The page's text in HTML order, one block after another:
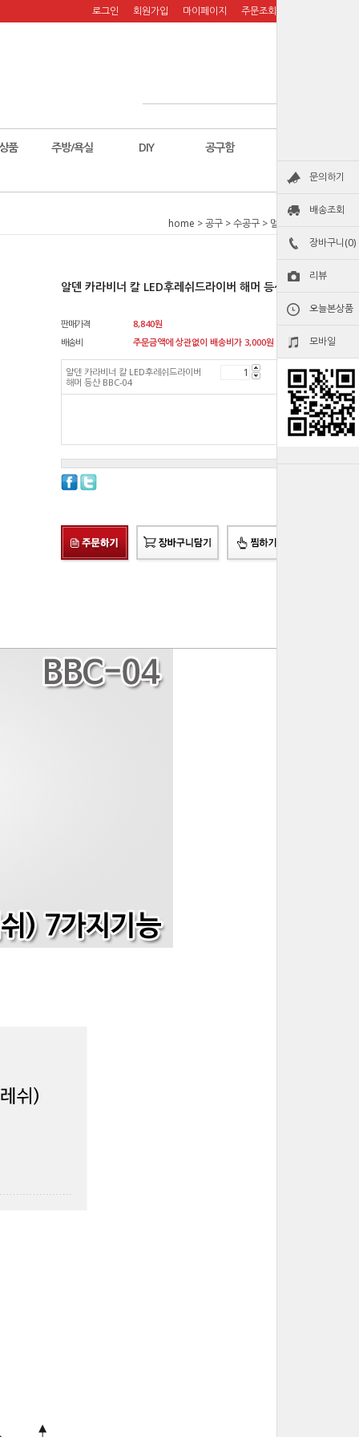
문의하기
배송조회
장바구니(0)
리뷰
오늘본상품
모바일
로그인 회원가입 마이페이지 주문조회
품 주방/욕실 DIY 공구함
home >공구 >수공구 > 멀티툴/핀셋
알덴 카라비너 칼 LED후레쉬드라이버 해머 등산 BBC-04
판매가격 8,840원
배송비
주문금액에 상관없이 배송비가 3,000원 청구됩니다.원
알덴 카라비너 칼 LED후레쉬드라이버
해머 등산 BBC-04
8,840 원
총 상품 금액
8,840원